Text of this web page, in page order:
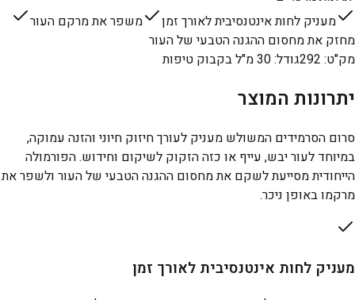
מעניק לחות אינטנסיבית לאורך זמן
משפר את מרקם העור
מחזק את מחסום ההגנה הטבעי של העור
מק"ט:
292גודל:30 מ"ל בקבוק טיפות
יתרונות המוצר
סרום הסרמידים המשולש מעניק לעורך חיזוק חיוני והזנה עמוקה,
במיוחד לעור יבש, עייף או כזה הזקוק לשיקום וחידוש. הפורמולה
הייחודית מסייעת לשקם את מחסום ההגנה הטבעי של העור ולשפר את
מרקמו באופן ניכר.
מעניק לחות אינטנסיבית לאורך זמן